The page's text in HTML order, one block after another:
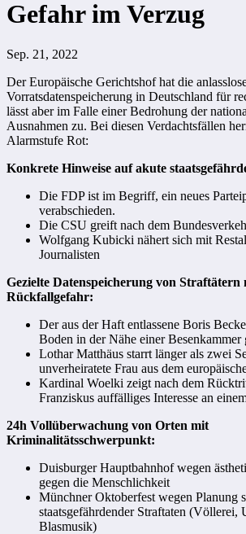
Gefahr im Verzug
Sep. 21, 2022
Der Europäische Gerichtshof hat die
Vorratsdatenspeicherung in Deutschland für
lässt aber im Falle einer Bedrohung der
Ausnahmen zu. Bei diesen Verdachtsfällen
Alarmstufe Rot:
Konkrete Hinweise auf akute
Die FDP ist im Begriff, ein neues
verabschieden.
Die CSU greift nach dem
Wolfgang Kubicki nähert sich mit
Journalisten
Gezielte Datenspeicherung von
Rückfallgefahr:
Der aus der Haft entlassene Boris
Boden in der Nähe einer Besenkammer
Lothar Matthäus starrt länger als zwei
unverheiratete Frau aus dem
Kardinal Woelki zeigt nach dem
Franziskus auffälliges Interesse an
24h Vollüberwachung von Orten mit
Kriminalitätsschwerpunkt:
Duisburger Hauptbahnhof wegen
gegen die Menschlichkeit
Münchner Oktoberfest wegen Planung
staatsgefährdender Straftaten (Völlerei,
Blasmusik)